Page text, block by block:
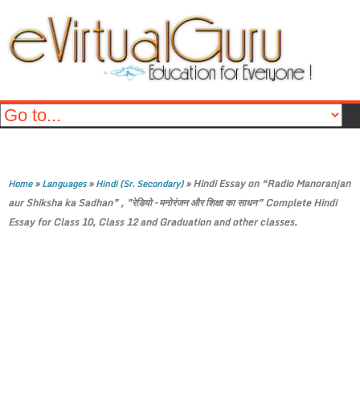
Home»Languages»Hindi (Sr. Secondary)»Hindi Essay on “Radio Manoranjan
aur Shiksha ka Sadhan” , ”रेडियो – मनोरंजन और शिक्षा का साधन” Complete Hindi
Essay for Class 10, Class 12 and Graduation and other classes.